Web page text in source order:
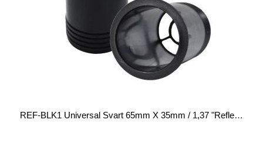
REF-BLK1 Universal Svart 65mm X 35mm / 1,37 "Reflexiputki